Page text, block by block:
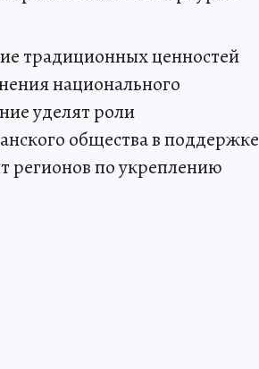
традиционных ценностей
национального
уделят роли
общества в поддержке
регионов по укреплению